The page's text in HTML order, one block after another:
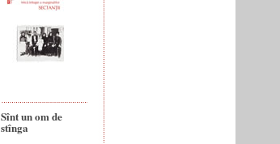
Sînt un om de
stînga